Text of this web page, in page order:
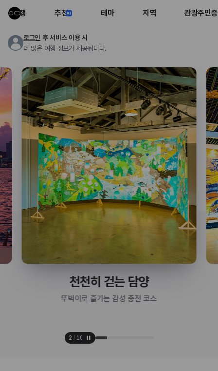
여행 추천 테마 지역 관광주민증
로그인 후 서비스 이용 시
더 많은 여행 정보가 제공됩니다.
천천히 걷는 담양
뚜벅이로 즐기는 감성 충전 코스
2 / 10